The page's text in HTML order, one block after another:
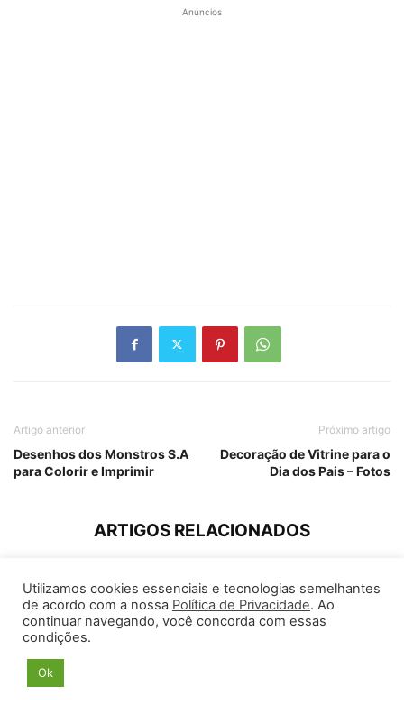
Anúncios
Artigo anterior
Desenhos dos Monstros S.A
para Colorir e Imprimir
Próximo artigo
Decoração de Vitrine para o
Dia dos Pais – Fotos
ARTIGOS RELACIONADOS
fazer e exemplos para se...
Elizangela Assis - 8 dezembro, 2025
Utilizamos cookies essenciais e tecnologias semelhantes
de acordo com a nossa Política de Privacidade. Ao
continuar navegando, você concorda com essas
condições.
Ok